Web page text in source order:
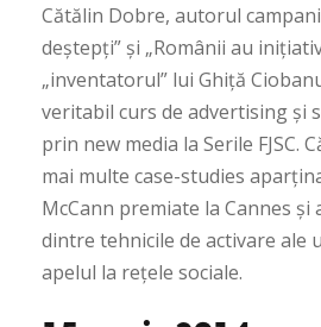
Cătălin Dobre, autorul
deștepți” și „Românii au
„inventatorul” lui Ghiță
veritabil curs de advertising și
prin new media la Serile FJSC.
mai multe case-studies
McCann premiate la Cannes și
dintre tehnicile de activare ale
apelul la rețele sociale.